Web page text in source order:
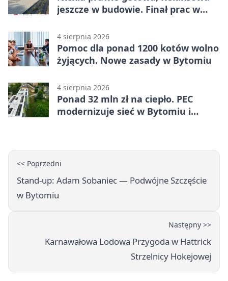
jeszcze w budowie. Finał prac w
4 sierpnia 2026
Pomoc dla ponad 1200 kotów wolno
żyjących. Nowe zasady w Bytomiu
4 sierpnia 2026
Ponad 32 mln zł na ciepło. PEC
modernizuje sieć w Bytomiu i
<< Poprzedni
Stand-up: Adam Sobaniec — Podwójne Szczęście
w Bytomiu
Następny >>
Karnawałowa Lodowa Przygoda w Hattrick
Strzelnicy Hokejowej